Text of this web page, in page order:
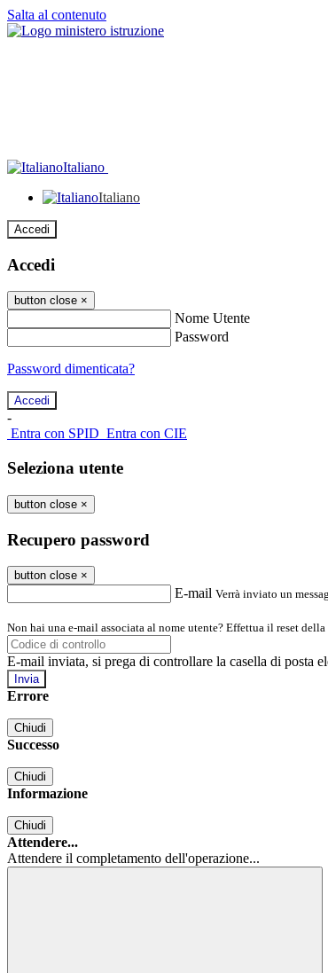
Salta al contenuto
Italiano
Italiano
Accedi
Accedi
button close ×
Nome Utente
Password
Password dimenticata?
-
Entra con SPID Entra con CIE
Seleziona utente
button close ×
Recupero password
button close ×
E-mail Verrà inviato un
Non hai una e-mail associata al nome utente? Effettua il reset
E-mail inviata, si prega di controllare la casella di posta
Errore
Chiudi
Successo
Chiudi
Informazione
Chiudi
Attendere...
Attendere il completamento dell'operazione...